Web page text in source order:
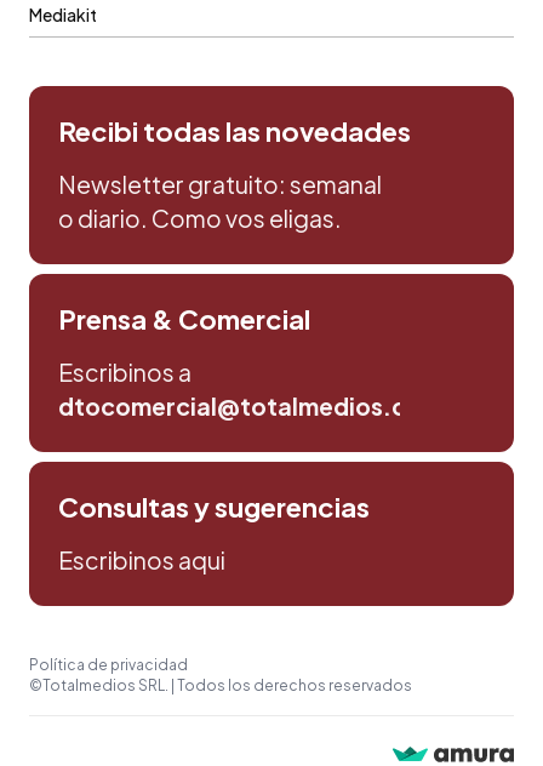
Mediakit
Recibi todas las novedades
Newsletter gratuito: semanal
o diario. Como vos eligas.
Prensa & Comercial
Escribinos a
dtocomercial@totalmedios.com
Consultas y sugerencias
Escribinos aqui
Política de privacidad
©Totalmedios SRL. | Todos los derechos reservados